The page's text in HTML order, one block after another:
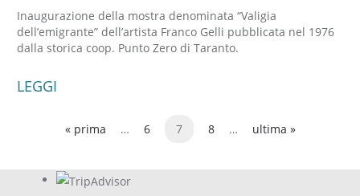
Inaugurazione della mostra denominata “Valigia
dell’emigrante” dell’artista Franco Gelli pubblicata nel 1976
dalla storica coop. Punto Zero di Taranto.
LEGGI
« prima … 6 7 8 … ultima »